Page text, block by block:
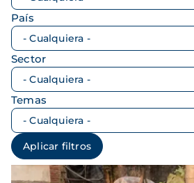
País
Sector
Temas